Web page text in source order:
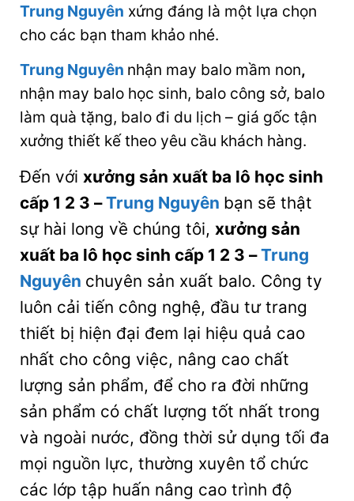
Trung Nguyên xứng đáng là một lựa chọn
cho các bạn tham khảo nhé.
Trung Nguyên nhận may balo mầm non,
nhận may balo học sinh, balo công sở, balo
làm quà tặng, balo đi du lịch – giá gốc tận
xưởng thiết kế theo yêu cầu khách hàng.
Đến với xưởng sản xuất ba lô học sinh
cấp 1 2 3 –Trung Nguyên bạn sẽ thật
sự hài long về chúng tôi, xưởng sản
xuất ba lô học sinh cấp 1 2 3 –Trung
Nguyên chuyên sản xuất balo. Công ty
luôn cải tiến công nghệ, đầu tư trang
thiết bị hiện đại đem lại hiệu quả cao
nhất cho công việc, nâng cao chất
lượng sản phẩm, để cho ra đời những
sản phẩm có chất lượng tốt nhất trong
và ngoài nước, đồng thời sử dụng tối đa
mọi nguồn lực, thường xuyên tổ chức
các lớp tập huấn nâng cao trình độ